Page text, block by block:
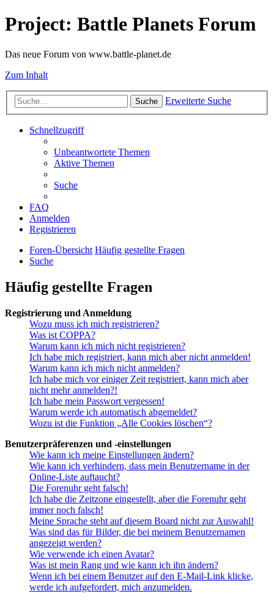
Project: Battle Planets Forum
Das neue Forum von www.battle-planet.de
Zum Inhalt
Suche Erweiterte Suche
Schnellzugriff
Unbeantwortete Themen
Aktive Themen
Suche
FAQ
Anmelden
Registrieren
Foren-Übersicht Häufig gestellte Fragen
Suche
Häufig gestellte Fragen
Registrierung und Anmeldung
Wozu muss ich mich registrieren?
Was ist COPPA?
Warum kann ich mich nicht registrieren?
Ich habe mich registriert, kann mich aber nicht anmelden!
Warum kann ich mich nicht anmelden?
Ich habe mich vor einiger Zeit registriert, kann mich aber
nicht mehr anmelden?!
Ich habe mein Passwort vergessen!
Warum werde ich automatisch abgemeldet?
Wozu ist die Funktion „Alle Cookies löschen“?
Benutzerpräferenzen und -einstellungen
Wie kann ich meine Einstellungen ändern?
Wie kann ich verhindern, dass mein Benutzername in der
Online-Liste auftaucht?
Die Forenuhr geht falsch!
Ich habe die Zeitzone eingestellt, aber die Forenuhr geht
immer noch falsch!
Meine Sprache steht auf diesem Board nicht zur Auswahl!
Was sind das für Bilder, die bei meinem Benutzernamen
angezeigt werden?
Wie verwende ich einen Avatar?
Was ist mein Rang und wie kann ich ihn ändern?
Wenn ich bei einem Benutzer auf den E-Mail-Link klicke,
werde ich aufgefordert, mich anzumelden.